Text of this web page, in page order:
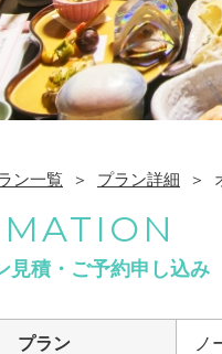
ン一覧 プラン詳細
見積・ご予約申し込み
プラン ノ